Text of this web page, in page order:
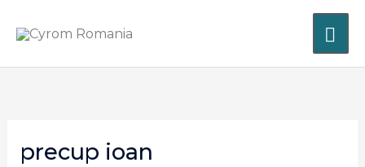
precup ioan